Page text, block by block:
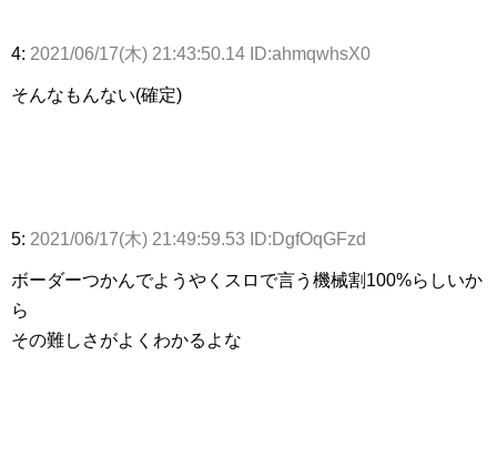
4: 2021/06/17(木) 21:43:50.14 ID:ahmqwhsX0
そんなもんない(確定)
5: 2021/06/17(木) 21:49:59.53 ID:DgfOqGFzd
ボーダーつかんでようやくスロで言う機械割100%らしいか
ら
その難しさがよくわかるよな